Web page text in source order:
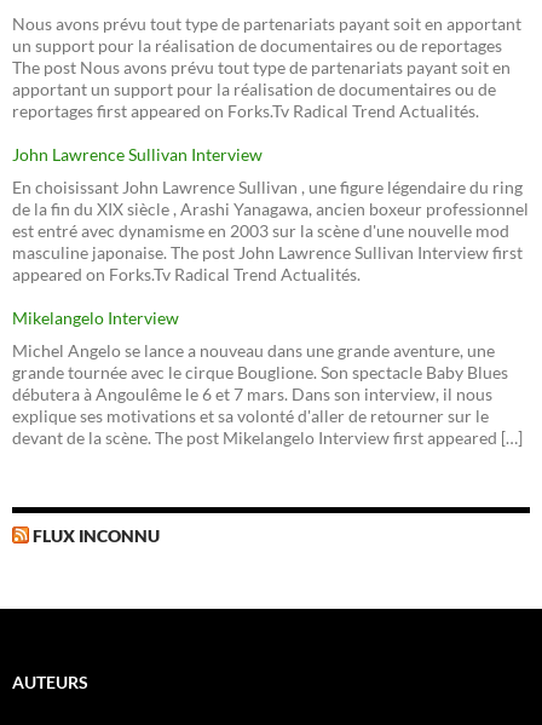
Nous avons prévu tout type de partenariats payant soit en apportant
un support pour la réalisation de documentaires ou de reportages
The post Nous avons prévu tout type de partenariats payant soit en
apportant un support pour la réalisation de documentaires ou de
reportages first appeared on Forks.Tv Radical Trend Actualités.
John Lawrence Sullivan Interview
En choisissant John Lawrence Sullivan , une figure légendaire du ring
de la fin du XIX siècle , Arashi Yanagawa, ancien boxeur professionnel
est entré avec dynamisme en 2003 sur la scène d'une nouvelle mod
masculine japonaise. The post John Lawrence Sullivan Interview first
appeared on Forks.Tv Radical Trend Actualités.
Mikelangelo Interview
Michel Angelo se lance a nouveau dans une grande aventure, une
grande tournée avec le cirque Bouglione. Son spectacle Baby Blues
débutera à Angoulême le 6 et 7 mars. Dans son interview, il nous
explique ses motivations et sa volonté d'aller de retourner sur le
devant de la scène. The post Mikelangelo Interview first appeared […]
FLUX INCONNU
AUTEURS